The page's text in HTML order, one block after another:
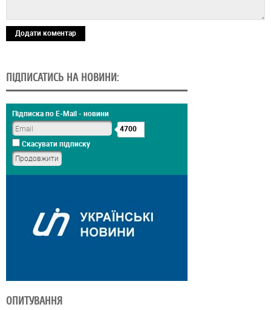
Додати коментар
ПІДПИСАТИСЬ НА НОВИНИ:
Підписка по E-Mail - новини
4700
Скасувати підписку
ОПИТУВАННЯ